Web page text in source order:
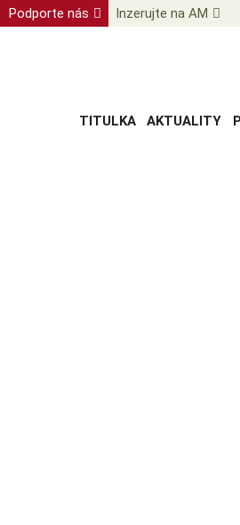
Podporte nás Inzerujte na AM
TITULKA AKTUALITY